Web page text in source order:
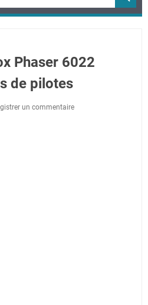
Phaser 6022
de pilotes
un commentaire